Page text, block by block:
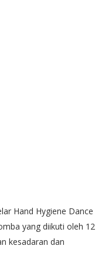
Hand Hygiene Dance
yang diikuti oleh 12
kesadaran dan